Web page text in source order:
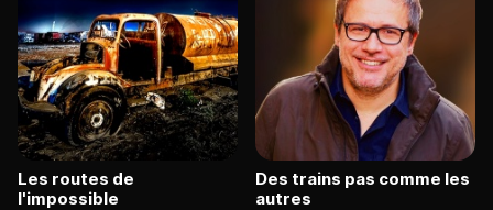
Les routes de
l'impossible
Des trains pas comme les
autres